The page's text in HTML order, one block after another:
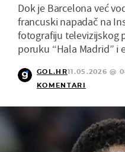
Dok je Barcelona već
francuski napadač na
fotografiju televizijskog
poruku “Hala Madrid” i
GOL.HR11.05.2026 @
KOMENTARI